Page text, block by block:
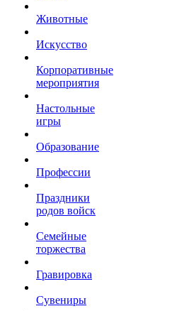
Животные
Искусство
Корпоративные
мероприятия
Настольные
игры
Образование
Профессии
Праздники
родов войск
Семейные
торжества
Гравировка
Сувениры